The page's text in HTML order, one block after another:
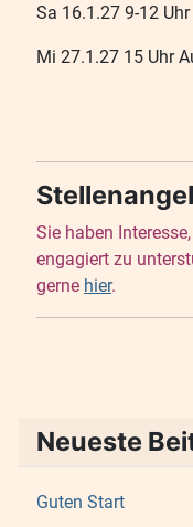
Sa 16.1.27 9-12
Mi 27.1.27 15 Uhr
Sie haben
engagiert zu
gerne hier.
Neueste
Guten Start